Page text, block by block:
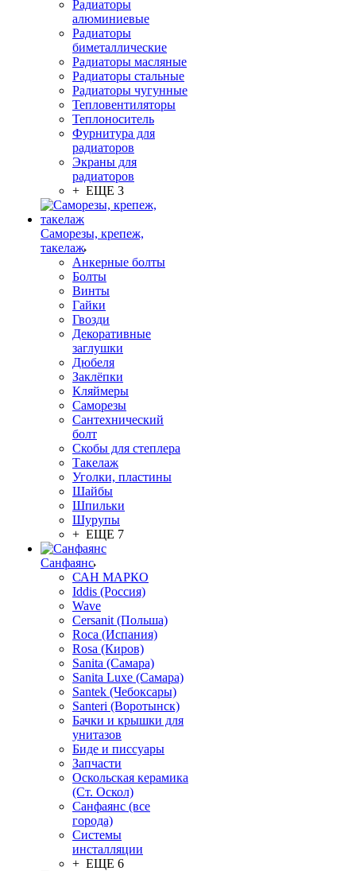
Радиаторы
алюминиевые
Радиаторы
биметаллические
Радиаторы масляные
Радиаторы стальные
Радиаторы чугунные
Тепловентиляторы
Теплоноситель
Фурнитура для
радиаторов
Экраны для
радиаторов
+ ЕЩЕ 3
Саморезы, крепеж,
такелаж
Анкерные болты
Болты
Винты
Гайки
Гвозди
Декоративные
заглушки
Дюбеля
Заклёпки
Кляймеры
Саморезы
Сантехнический
болт
Скобы для степлера
Такелаж
Уголки, пластины
Шайбы
Шпильки
Шурупы
+ ЕЩЕ 7
Санфаянс
САН МАРКО
Iddis (Россия)
Wave
Cersanit (Польша)
Roca (Испания)
Rosa (Киров)
Sanita (Самара)
Sanita Luxe (Самара)
Santek (Чебоксары)
Santeri (Воротынск)
Бачки и крышки для
унитазов
Биде и писсуары
Запчасти
Оскольская керамика
(Ст. Оскол)
Санфаянс (все
города)
Системы
инсталляции
+ ЕЩЕ 6